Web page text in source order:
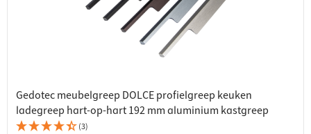
Gedotec meubelgreep DOLCE profielgreep keuken
ladegreep hart-op-hart 192 mm aluminium kastgreep
(3)